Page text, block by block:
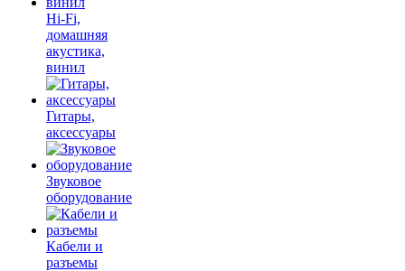
Hi-Fi,
домашняя
акустика,
винил
Гитары,
аксессуары
Звуковое
оборудование
Кабели и
разъемы